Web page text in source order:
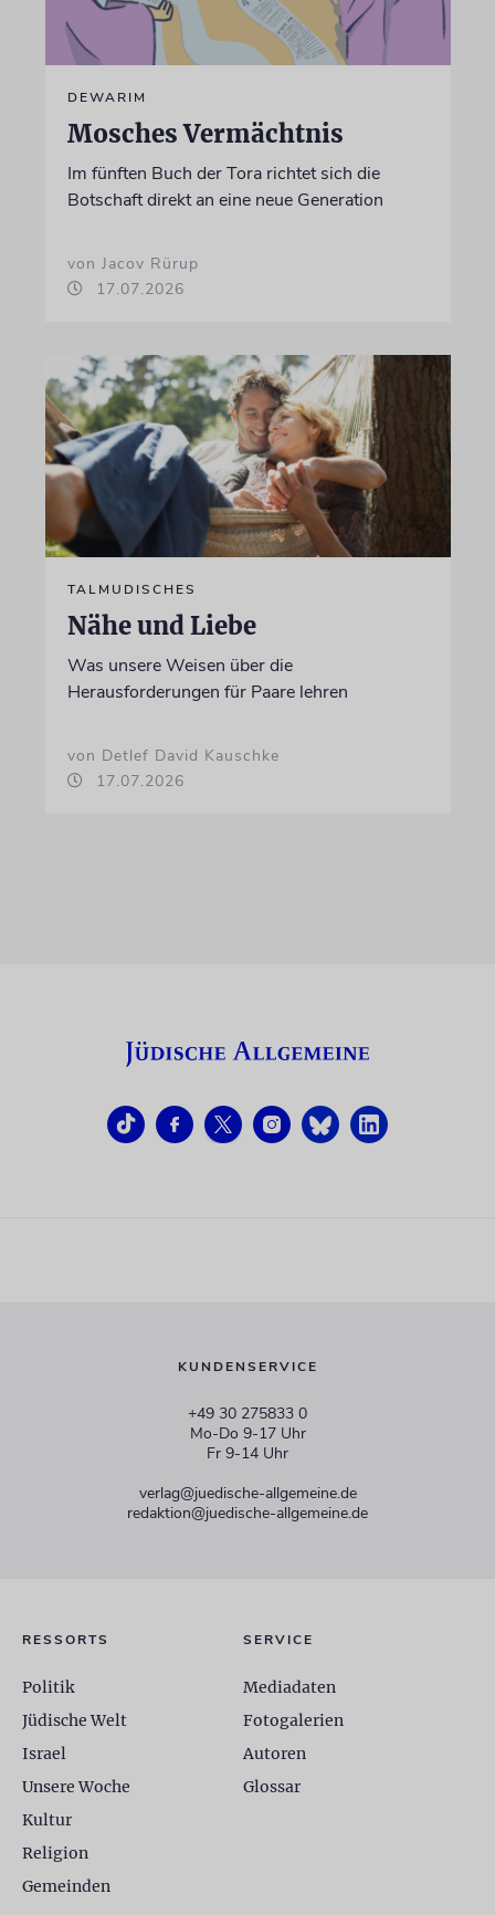
DEWARIM
Mosches Vermächtnis
Im fünften Buch der Tora richtet sich die
Botschaft direkt an eine neue Generation
von Jacov Rürup
17.07.2026
TALMUDISCHES
Nähe und Liebe
Was unsere Weisen über die
Herausforderungen für Paare lehren
von Detlef David Kauschke
17.07.2026
KUNDENSERVICE
+49 30 275833 0
Mo-Do 9-17 Uhr
Fr 9-14 Uhr
verlag@juedische-allgemeine.de
redaktion@juedische-allgemeine.de
RESSORTS
Politik
Jüdische Welt
Israel
Unsere Woche
Kultur
Religion
Gemeinden
SERVICE
Mediadaten
Fotogalerien
Autoren
Glossar